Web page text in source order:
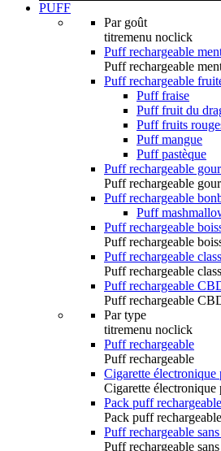
PUFF
Par goût
titremenu noclick
Puff rechargeable
Puff rechargeable
Puff rechargeable
Puff fraise
Puff fruit du
Puff fruits
Puff mangue
Puff pastèque
Puff rechargeable
Puff rechargeable
Puff rechargeable
Puff
Puff rechargeable
Puff rechargeable
Puff rechargeable
Puff rechargeable
Puff rechargeable
Puff rechargeable
Par type
titremenu noclick
Puff rechargeable
Puff rechargeable
Cigarette électronique
Cigarette électronique
Pack puff rechargeable
Pack puff rechargeable
Puff rechargeable
Puff rechargeable